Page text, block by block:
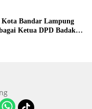
Kota Bandar Lampung
Ketua DPD Badak